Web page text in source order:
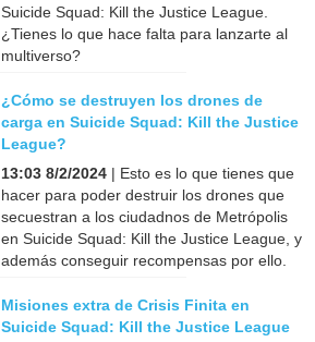
Suicide Squad: Kill the Justice League.
¿Tienes lo que hace falta para lanzarte al
multiverso?
¿Cómo se destruyen los drones de
carga en Suicide Squad: Kill the Justice
League?
13:03 8/2/2024 | Esto es lo que tienes que
hacer para poder destruir los drones que
secuestran a los ciudadnos de Metrópolis
en Suicide Squad: Kill the Justice League, y
además conseguir recompensas por ello.
Misiones extra de Crisis Finita en
Suicide Squad: Kill the Justice League